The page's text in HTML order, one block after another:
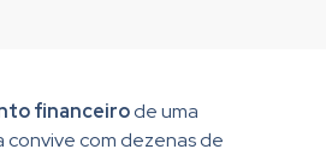
financeirode uma
convive com dezenas de